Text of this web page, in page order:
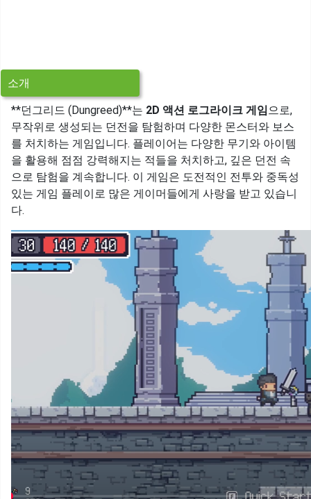
소개
**던그리드 (Dungreed)**는 2D 액션 로그라이크 게임으로,
무작위로 생성되는 던전을 탐험하며 다양한 몬스터와 보스
를 처치하는 게임입니다. 플레이어는 다양한 무기와 아이템
을 활용해 점점 강력해지는 적들을 처치하고, 깊은 던전 속
으로 탐험을 계속합니다. 이 게임은 도전적인 전투와 중독성
있는 게임 플레이로 많은 게이머들에게 사랑을 받고 있습니
다.